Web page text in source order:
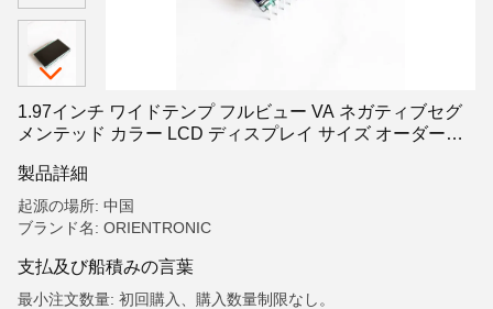
1.97インチ ワイドテンプ フルビュー VA ネガティブセグ
メンテッド カラー LCD ディスプレイ サイズ オーダーメ
製品詳細
起源の場所: 中国
ブランド名: ORIENTRONIC
支払及び船積みの言葉
最小注文数量: 初回購入、購入数量制限なし。